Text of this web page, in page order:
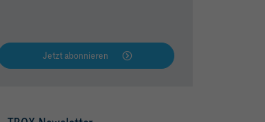
Jetzt abonnieren